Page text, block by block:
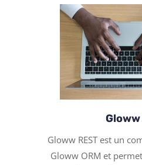
Gloww
Gloww REST est un
Gloww ORM et